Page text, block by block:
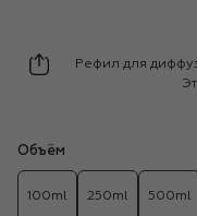
Logevy Firenze
Рефил для
Объём
100ml 250ml 500ml